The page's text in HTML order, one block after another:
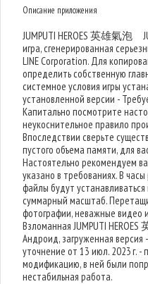
Описание приложения
JUMPUTI HEROES 英雄氣泡
игра, сгенерированная
LINE Corporation. Для
определить собственную
системное условия игры
установленной версии -
Капитально посмотрите
неукоснительное правило
Впоследствии сверьте
пустого объема памяти, для
Настоятельно рекомендуем
указано в требованиях. В
файлы будут
суммарный масштаб.
фотографии, неважные видео
Взломанная JUMPUTI
Андроид, загруженная версия
уточнение от 13 июл. 2023 г.
модификацию, в ней были
нестабильная работа.